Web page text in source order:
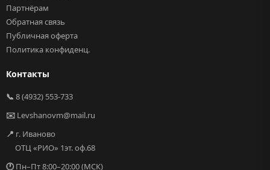
Партнёрам
Обратная связь
Публичная оферта
Политика конфиденц.
Контакты
📞 8 (4932) 553-733
✉️ Levshanovm@mail.ru
📍 г. Иваново
ОТЦ «РИО» 1эт. оф.68
🕐Пн–Пт 8:00–20:00 (МСК)